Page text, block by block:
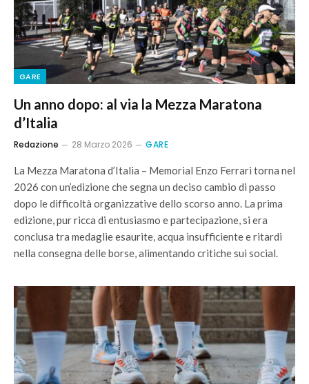
GARE
Un anno dopo: al via la Mezza Maratona
d’Italia
Redazione 28 Marzo 2026 GARE
La Mezza Maratona d’Italia – Memorial Enzo Ferrari torna nel
2026 con un’edizione che segna un deciso cambio di passo
dopo le difficoltà organizzative dello scorso anno. La prima
edizione, pur ricca di entusiasmo e partecipazione, si era
conclusa tra medaglie esaurite, acqua insufficiente e ritardi
nella consegna delle borse, alimentando critiche sui social.